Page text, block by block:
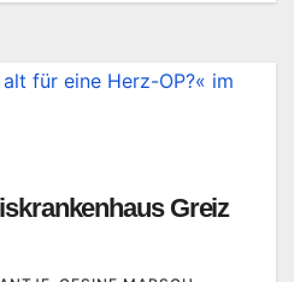
Greiz